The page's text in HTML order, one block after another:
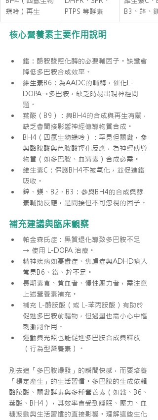
蝶呤）再生
PTPS 等酵素
B3、鋅、鎂
核心營養素主要作用說明
鐵：酪胺酸羥化酶的必要輔因子。缺鐵會
降低多巴胺合成效率。
維生素B6：為AADC的輔酶，催化L-
DOPA→多巴胺，缺乏時易出現神經問
題。
葉酸（B9）：與BH4的合成與再生有關，
缺乏會間接影響神經傳導物質合成。
BH4（四氫生物蝶呤）：罕見但關鍵，參
與酪胺酸與色胺酸羥化反應，為神經傳導
物質（如多巴胺、血清素）合成必需。
維生素C：保護BH4不被氧化，並促進鐵
吸收。
鋅、鎂、B2、B3：參與BH4的合成與酵
素輔助反應，是間接但不可忽視的因子。
補充建議與臨床觀察
帕金森氏症：黑質退化導致多巴胺不足
→ 使用 L-DOPA 治療。
精神疾病如憂鬱症、焦慮症與ADHD病人
常見B6、鐵、鋅不足。
長期素食、貧血者、慢性壓力者，需注意
上述營養素補充。
補充 L-酪胺酸（或 L-苯丙胺酸）有助於
促進多巴胺前驅物，但過量也需小心中樞
刺激副作用。
運動與光照也能促進多巴胺合成與釋放
（行為型營養素）。
別去追「多巴胺爆發」的瞬間快感，而要培養
「穩定產生」的生活習慣。多巴胺的生成依賴
酪胺酸、關鍵酵素與多種營養素（如鐵、B6、
葉酸、BH4），其效率會受到睡眠、壓力、血
糖波動與生活習慣的直接影響。理解這些生化